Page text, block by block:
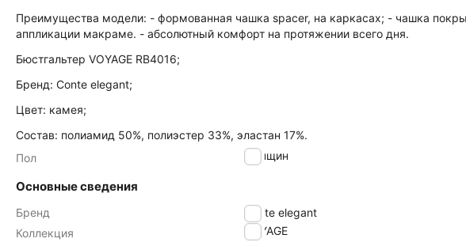
Преимущества модели: - формованная чашка spacer, на каркасах; - чашка
аппликации макраме. - абсолютный комфорт на протяжении всего дня.
Бюстгальтер VOYAGE RB4016;
Бренд: Conte elegant;
Цвет: камея;
Состав: полиамид 50%, полиэстер 33%, эластан 17%.
Пол
женщин
Основные сведения
Бренд
Conte elegant
Коллекция
VOYAGE